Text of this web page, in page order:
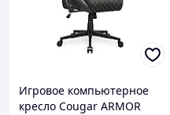
Игровое компьютерное
кресло Cougar ARMOR